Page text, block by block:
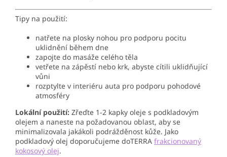
Tipy na použití:
natřete na plosky nohou pro podporu pocitu
uklidnění během dne
zapojte do masáže celého těla
vetřete na zápěstí nebo krk, abyste cítili uklidňující
vůni
rozptylte v interiéru auta pro podporu pohodové
atmosféry
Lokální použití: Zřeďte 1-2 kapky oleje s podkladovým
olejem a naneste na požadovanou oblast, aby se
minimalizovala jakákoli podrážděnost kůže. Jako
podkladový olej doporučujeme doTERRA frakcionovaný
kokosový olej.